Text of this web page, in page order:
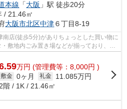
本線 「大阪 」駅 徒歩20分
/ 21.46㎡
大阪市北区中津６丁目8-19
店(徒歩5分)がありちょっとした買い物に
敷地内ごみ置き場などが揃っており、と
万円 (管理費等：8,000円 )
敷金 0ヶ月 礼金
11.085万円
2階 / 1K / 21.46㎡